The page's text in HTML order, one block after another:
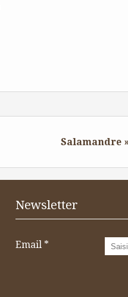
Salamandre »
Newsletter
Email